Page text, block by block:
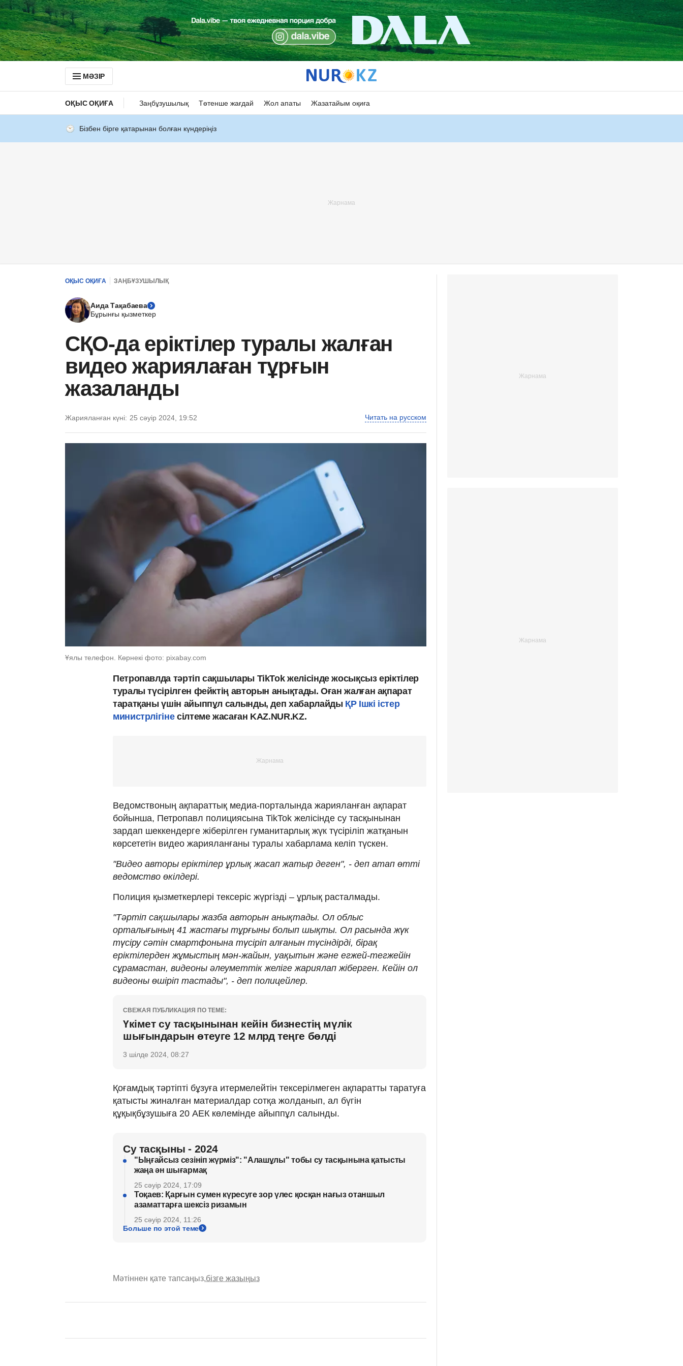
МӘЗІР
ОҚЫС ОҚИҒА Заңбұзушылық Төтенше жағдай Жол апаты Жазатайым оқиға
Бізбен бірге қатарынан болған күндеріңіз
ОҚЫС ОҚИҒА ЗАҢБҰЗУШЫЛЫҚ
Аида Тақабаева
Бұрынғы қызметкер
СҚО-да еріктілер туралы жалған
видео жариялаған тұрғын
жазаланды
Жарияланған күні: 25 сәуір 2024, 19:52 Читать на русском
Ұялы телефон. Көрнекі фото: pixabay.com
Петропавлда тәртіп сақшылары TikTok желісінде жосықсыз еріктілер
туралы түсірілген фейктің авторын анықтады. Оған жалған ақпарат
таратқаны үшін айыппұл салынды, деп хабарлайды ҚР Ішкі істер
министрлігіне сілтеме жасаған KAZ.NUR.KZ.
Ведомствоның ақпараттық медиа-порталында жарияланған ақпарат
бойынша, Петропавл полициясына TikTok желісінде су тасқынынан
зардап шеккендерге жіберілген гуманитарлық жүк түсіріліп жатқанын
көрсететін видео жарияланғаны туралы хабарлама келіп түскен.
"Видео авторы еріктілер ұрлық жасап жатыр деген", - деп атап өтті
ведомство өкілдері.
Полиция қызметкерлері тексеріс жүргізді – ұрлық расталмады.
"Тәртіп сақшылары жазба авторын анықтады. Ол облыс
орталығының 41 жастағы тұрғыны болып шықты. Ол расында жүк
түсіру сәтін смартфонына түсіріп алғанын түсіндірді, бірақ
еріктілерден жұмыстың мән-жайын, уақытын және егжей-тегжейін
сұрамастан, видеоны әлеуметтік желіге жариялап жіберген. Кейін ол
видеоны өшіріп тастады", - деп полицейлер.
СВЕЖАЯ ПУБЛИКАЦИЯ ПО ТЕМЕ:
Үкімет су тасқынынан кейін бизнестің мүлік
шығындарын өтеуге 12 млрд теңге бөлді
3 шілде 2024, 08:27
Қоғамдық тәртіпті бұзуға итермелейтін тексерілмеген ақпаратты таратуға
қатысты жиналған материалдар сотқа жолданып, ал бүгін
құқықбұзушыға 20 АЕК көлемінде айыппұл салынды.
Су тасқыны - 2024
"Ыңғайсыз сезініп жүрміз": "Алашұлы" тобы су тасқынына қатысты
жаңа ән шығармақ
25 сәуір 2024, 17:09
Тоқаев: Қарғын сумен күресуге зор үлес қосқан нағыз отаншыл
азаматтарға шексіз ризамын
25 сәуір 2024, 11:26
Больше по этой теме
Мәтіннен қате тапсаңыз,бізге жазыңыз